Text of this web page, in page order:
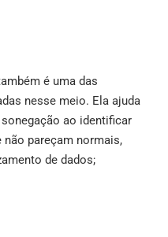
é uma das
nesse meio. Ela ajuda
ao identificar
pareçam normais,
de dados;